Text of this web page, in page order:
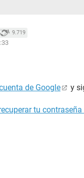
9.719
de Google y
tu contraseña